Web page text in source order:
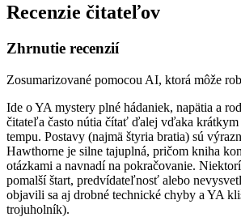
Recenzie čitateľov
Zhrnutie recenzií
Zosumarizované pomocou AI, ktorá môže
Ide o YA mystery plné hádaniek, napätia a
čitateľa často nútia čítať ďalej vďaka
tempu. Postavy (najmä štyria bratia) sú
Hawthorne je silne tajuplná, pričom kniha
otázkami a navnadí na pokračovanie.
pomalší štart, predvídateľnosť alebo
objavili sa aj drobné technické chyby a YA
trojuholník).